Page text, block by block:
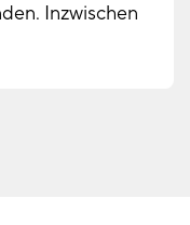
Inzwischen